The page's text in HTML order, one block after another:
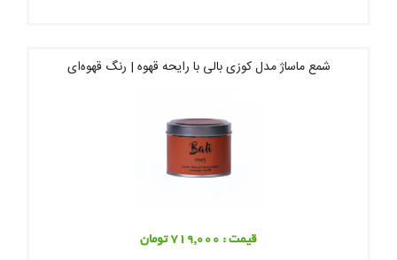
شمع ماساژ مدل کوزی بالی با رایحه قهوه | رنگ قهوه‌ای
قیمت : 719,000 تومان